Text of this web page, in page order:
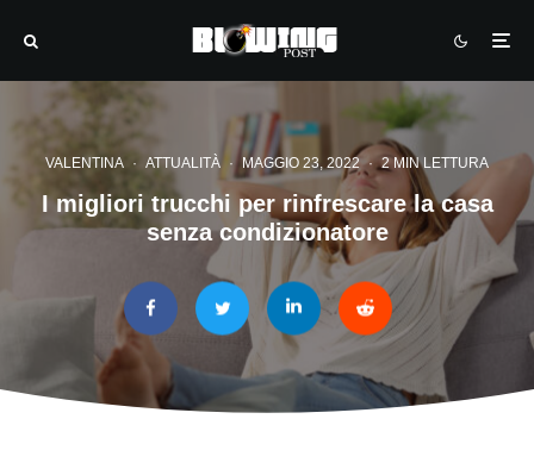
VALENTINA · ATTUALITÀ · MAGGIO 23, 2022 · 2 MIN LETTURA
I migliori trucchi per rinfrescare la casa
senza condizionatore